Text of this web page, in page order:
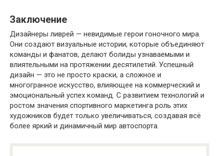
Заключение
Дизайнеры ливрей — невидимые герои гоночного мира.
Они создают визуальные истории, которые объединяют
команды и фанатов, делают болиды узнаваемыми и
влиятельными на протяжении десятилетий. Успешный
дизайн — это не просто краски, а сложное и
многогранное искусство, влияющее на коммерческий и
эмоциональный успех команд. С развитием технологий и
ростом значения спортивного маркетинга роль этих
художников будет только увеличиваться, создавая всё
более яркий и динамичный мир автоспорта.